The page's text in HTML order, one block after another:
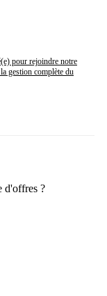
pour rejoindre notre
gestion complète du
d'offres ?